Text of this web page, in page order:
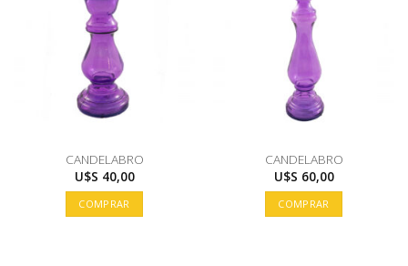
CANDELABRO
U$S 40,00
COMPRAR
CANDELABRO
U$S 60,00
COMPRAR